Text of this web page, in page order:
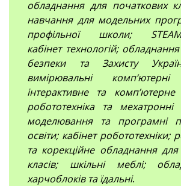
обладнання для початкових
навчання для модельних
профільної школи; STEAM-
кабінет технологій;
безпеки та Захисту
вимірювальні
інтерактивне та
робототехніка та
моделювання та програмні
освіти; кабінет робототехніки;
та корекційне обладнання
класів; шкільні меблі;
харчоблоків та їдальні.